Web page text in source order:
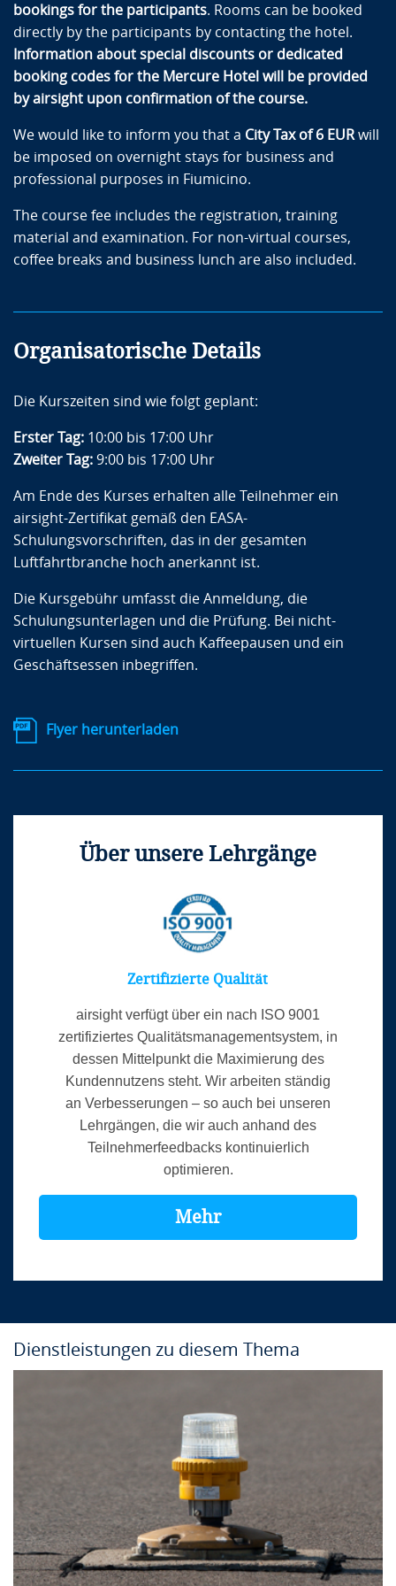
bookings for the participants. Rooms can be booked
directly by the participants by contacting the hotel.
Information about special discounts or dedicated
booking codes for the Mercure Hotel will be provided
by airsight upon confirmation of the course.
We would like to inform you that a City Tax of 6 EUR will
be imposed on overnight stays for business and
professional purposes in Fiumicino.
The course fee includes the registration, training
material and examination. For non-virtual courses,
coffee breaks and business lunch are also included.
Organisatorische Details
Die Kurszeiten sind wie folgt geplant:
Erster Tag: 10:00 bis 17:00 Uhr
Zweiter Tag: 9:00 bis 17:00 Uhr
Am Ende des Kurses erhalten alle Teilnehmer ein
airsight-Zertifikat gemäß den EASA-
Schulungsvorschriften, das in der gesamten
Luftfahrtbranche hoch anerkannt ist.
Die Kursgebühr umfasst die Anmeldung, die
Schulungsunterlagen und die Prüfung. Bei nicht-
virtuellen Kursen sind auch Kaffeepausen und ein
Geschäftsessen inbegriffen.
Flyer herunterladen
Über unsere Lehrgänge
Zertifizierte Qualität
airsight verfügt über ein nach ISO 9001
zertifiziertes Qualitätsmanagementsystem, in
dessen Mittelpunkt die Maximierung des
Kundennutzens steht. Wir arbeiten ständig
an Verbesserungen – so auch bei unseren
Lehrgängen, die wir auch anhand des
Teilnehmerfeedbacks kontinuierlich
optimieren.
Mehr
Kursinfo
Anbieter:
airsight GmbH
Dieser Kurs findet auf Englisch statt.
Anfrage
Dienstleistungen zu diesem Thema